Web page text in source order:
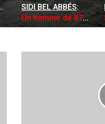
nationaux et étrangers SIDI BEL ABBÉS:
Un homme de 87 mortellement fauché par un train à Sidi Djillali